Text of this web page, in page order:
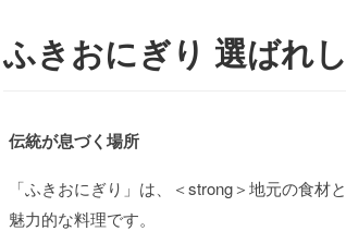
ふきおにぎり 選ばれ
伝統が息づく場所
「ふきおにぎり」は、＜strong＞地元の食材
魅力的な料理です。